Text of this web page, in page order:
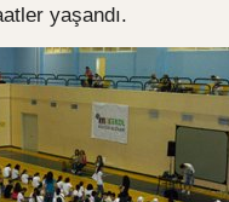
yaşandı.